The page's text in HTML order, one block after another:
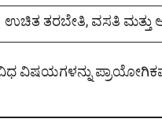
ಉಚಿತ ತರಬೇತಿ, ವಸತಿ ಮತ್ತು
ವಿಷಯಗಳನ್ನು